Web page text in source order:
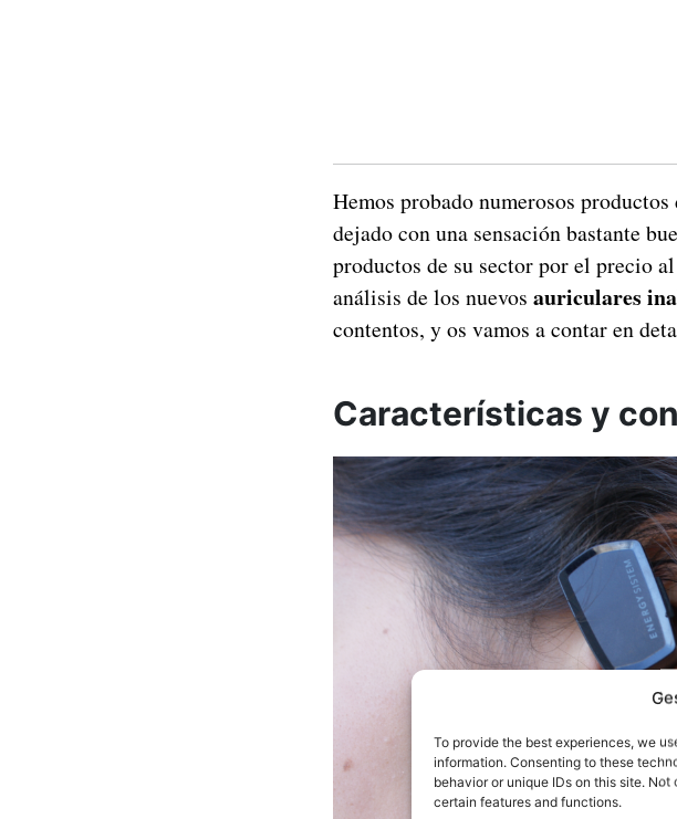
To provide the best experiences, we
information. Consenting to these
behavior or unique IDs on this site.
certain features and functions.
Hemos probado numerosos
dejado con una sensación bastante
productos de su sector por el precio
análisis de los nuevos auriculares
contentos, y os vamos a contar en
Características y